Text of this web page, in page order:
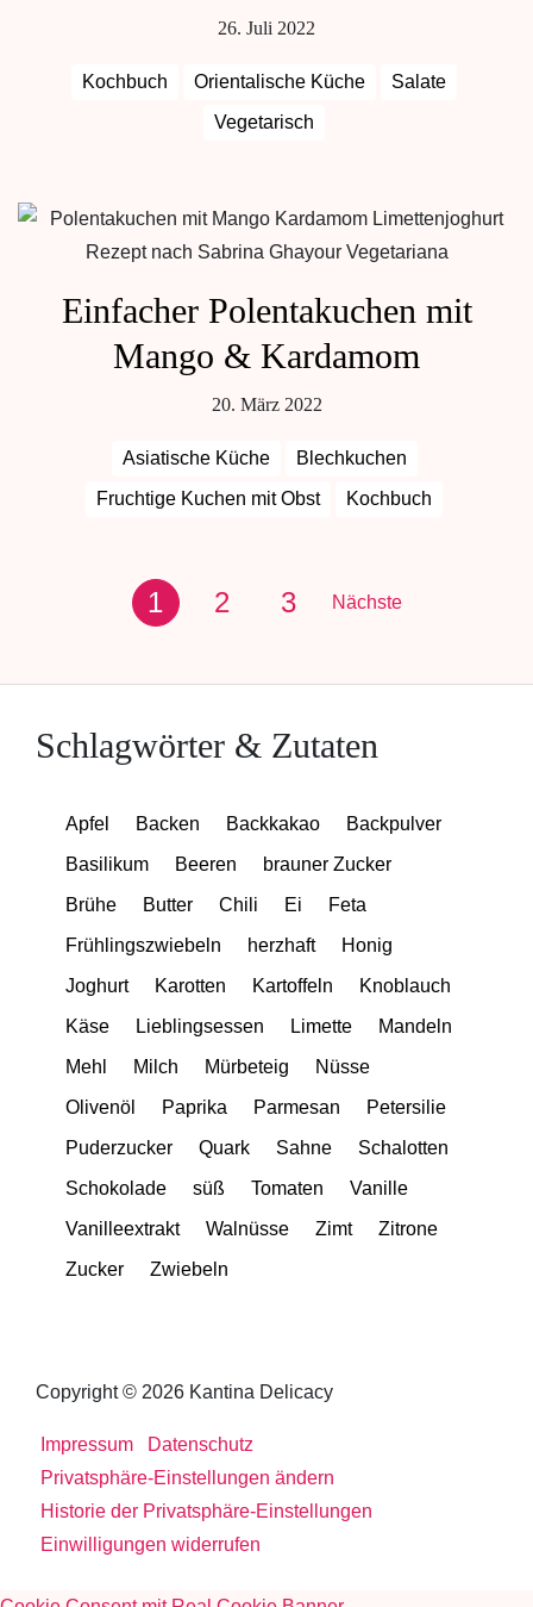
26. Juli 2022
Kochbuch Orientalische Küche
Salate
Vegetarisch
Einfacher Polentakuchen mit
Mango & Kardamom
20. März 2022
Asiatische Küche
Blechkuchen
Fruchtige Kuchen mit Obst
Kochbuch
1 2 3 Nächste
Schlagwörter & Zutaten
Apfel Backen Backkakao
Backpulver
Basilikum
Beeren
brauner Zucker
Brühe
Butter Chili Ei
Feta
Frühlingszwiebeln
herzhaft
Honig
Joghurt
Karotten Kartoffeln
Knoblauch
Käse
Lieblingsessen Limette
Mandeln
Mehl
Milch Mürbeteig
Nüsse
Olivenöl
Paprika Parmesan
Petersilie
Puderzucker
Quark Sahne
Schalotten
Schokolade
süß Tomaten
Vanille
Vanilleextrakt
Walnüsse Zimt
Zitrone
Zucker
Zwiebeln
Copyright © 2026 Kantina Delicacy
Impressum
Datenschutz
Privatsphäre-Einstellungen ändern
Historie der Privatsphäre-Einstellungen
Einwilligungen widerrufen